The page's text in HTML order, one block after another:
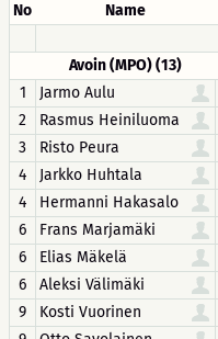
No Name
Avoin (MPO) (13)
1
Jarmo Aulu
2
Rasmus Heiniluoma
3
Risto Peura
4
Jarkko Huhtala
4
Hermanni Hakasalo
6
Frans Marjamäki
6
Elias Mäkelä
6
Aleksi Välimäki
9
Kosti Vuorinen